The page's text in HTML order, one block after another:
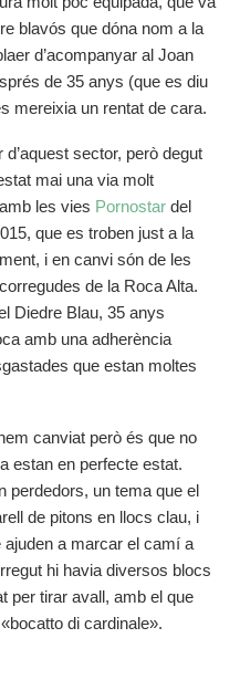
blavós que dóna nom a la
d’acompanyar al Joan
de 35 anys (que es diu
mereixia un rentat de cara.
d’aquest sector, però degut
mai una via molt
les vies Pornostar del
que es troben just a la
i en canvi són de les
de la Roca Alta.
Diedre Blau, 35 anys
amb una adherència
que estan moltes
canviat però és que no
estan en perfecte estat.
perdedors, un tema que el
de pitons en llocs clau, i
a marcar el camí a
hi havia diversos blocs
per tirar avall, amb el que
di cardinale».